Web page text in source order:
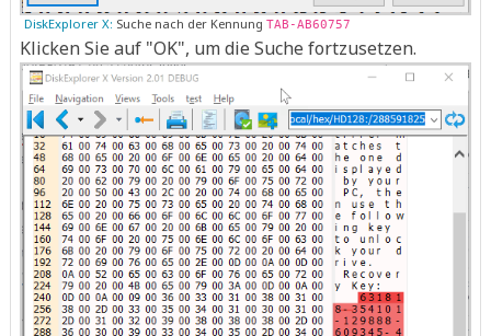
DiskExplorer X: Suche nach der Kennung TAB-AB60757
Klicken Sie auf "OK", um die Suche fortzusetzen.